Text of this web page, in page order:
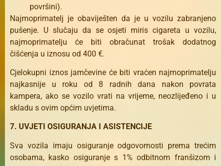
površini).
Najmoprimatelj je obaviješten da je u vozilu zabranjeno
pušenje. U slučaju da se osjeti miris cigareta u vozilu,
najmoprimatelju će biti obračunat trošak dodatnog
čišćenja u iznosu od 400 €.
Cjelokupni iznos jamčevine će biti vraćen najmoprimatelju
najkasnije u roku od 8 radnih dana nakon povrata
kampera, ako se vozilo vrati na vrijeme, neozlijeđeno i u
skladu s ovim općim uvjetima.
7. UVJETI OSIGURANJA I ASISTENCIJE
Sva vozila imaju osiguranje odgovornosti prema trećim
osobama, kasko osiguranje s 1% odbitnom franšizom i